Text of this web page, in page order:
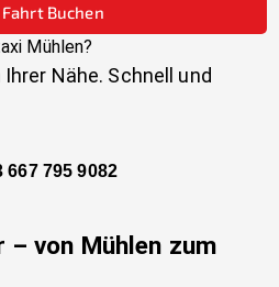
Buchen
Mühlen?
Nähe. Schnell und
667 795 9082
– von Mühlen zum